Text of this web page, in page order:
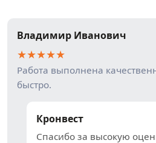
Владимир Иванович
★★★★★
Работа выполнена
быстро.
Кронвест
Спасибо за высокую